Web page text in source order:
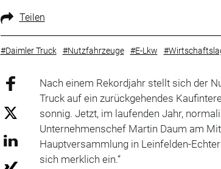
Teilen
#Daimler Truck #Nutzfahrzeuge #E-Lkw
Nach einem Rekordjahr stellt sich der
Truck auf ein zurückgehendes
sonnig. Jetzt, im laufenden Jahr,
Unternehmenschef Martin Daum am
Hauptversammlung in Leinfelden-
sich merklich ein.“